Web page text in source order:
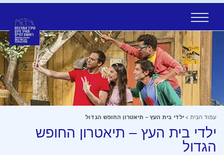
content
עמוד הבית > ילדי בית העץ – תיאטרון החופש הגדול
ילדי בית העץ – תיאטרון החופש
הגדול